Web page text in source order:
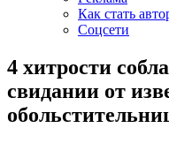
Как стать
Соцсети
4 хитрости
свидании от